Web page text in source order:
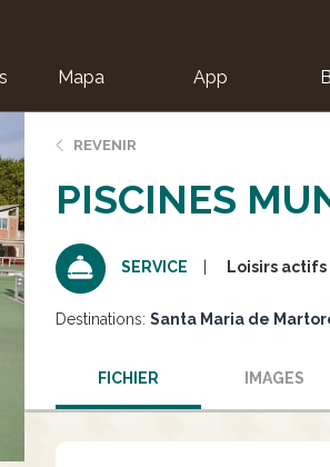
Mapa App
REVENIR
PISCINES
SERVICE Loisirs actifs
Destinations: Santa Maria de
FICHIER IMAGES